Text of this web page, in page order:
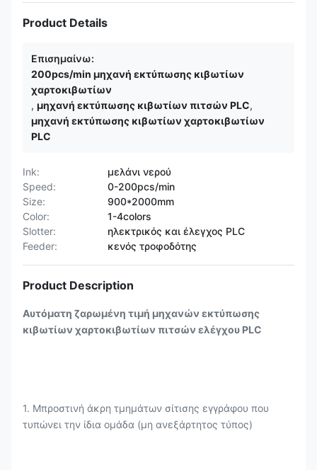
Product Details
Επισημαίνω:
200pcs/min μηχανή εκτύπωσης κιβωτίων
χαρτοκιβωτίων
, μηχανή εκτύπωσης κιβωτίων πιτσών PLC,
μηχανή εκτύπωσης κιβωτίων χαρτοκιβωτίων
PLC
Ink:
μελάνι νερού
Speed:
0-200pcs/min
Size:
900*2000mm
Color:
1-4colors
Slotter:
ηλεκτρικός και έλεγχος PLC
Feeder:
κενός τροφοδότης
Product Description
Αυτόματη ζαρωμένη τιμή μηχανών εκτύπωσης
κιβωτίων χαρτοκιβωτίων πιτσών ελέγχου PLC
1. Μπροστινή άκρη τμημάτων σίτισης εγγράφου που
τυπώνει την ίδια ομάδα (μη ανεξάρτητος τύπος)